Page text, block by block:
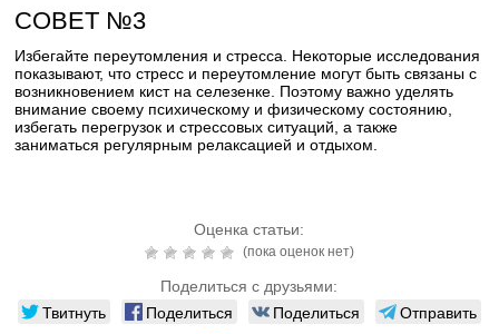
СОВЕТ №3
Избегайте переутомления и стресса. Некоторые исследования
показывают, что стресс и переутомление могут быть связаны с
возникновением кист на селезенке. Поэтому важно уделять
внимание своему психическому и физическому состоянию,
избегать перегрузок и стрессовых ситуаций, а также
заниматься регулярным релаксацией и отдыхом.
Оценка статьи:
(пока оценок нет)
Поделиться с друзьями:
Твитнуть Поделиться Поделиться
Отправить